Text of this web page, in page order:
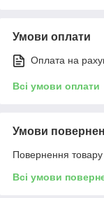
Умови оплати
Оплата на
Всі умови оплати
Умови
Повернення
Всі умови